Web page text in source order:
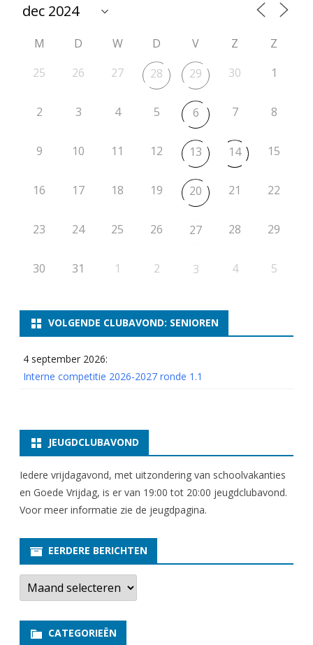
M D W D V Z
Z
25
26 27 28 29 30 1
2 3 4 5 6 7 8
9 10 11 12 13 14 15
16 17 18 19 20 21 22
23 24 25 26 27 28 29
30 31 1 2 3 4 5
VOLGENDE CLUBAVOND: SENIOREN
4 september 2026:
Interne competitie 2026-2027 ronde 1.1
JEUGDCLUBAVOND
Iedere vrijdagavond, met uitzondering van schoolvakanties
en Goede Vrijdag, is er van 19:00 tot 20:00 jeugdclubavond.
Voor meer informatie zie de jeugdpagina.
EERDERE BERICHTEN
E
r
e
CATEGORIEËN